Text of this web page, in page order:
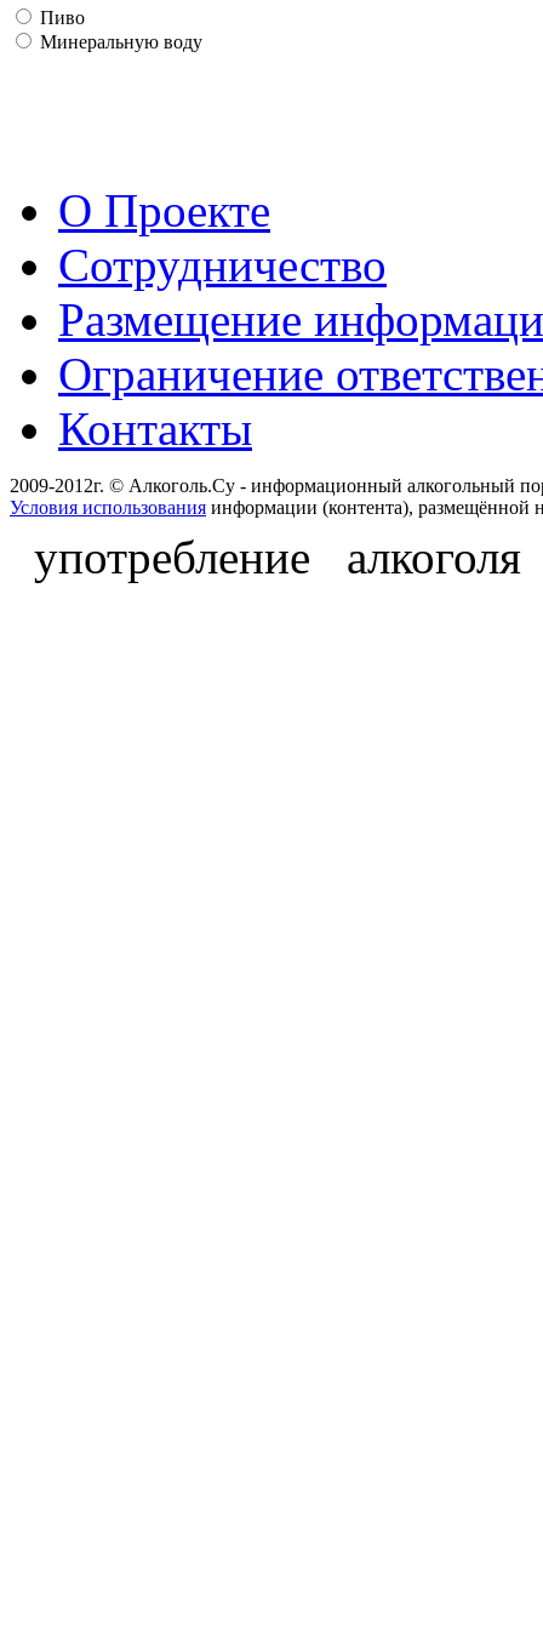
Пиво
Минеральную воду
О Проекте
Сотрудничество
Размещение
Ограничение
Контакты
2009-2012г. © Алкоголь.Су - информационный алкогольный
Условия использования информации (контента), размещённой
употребление